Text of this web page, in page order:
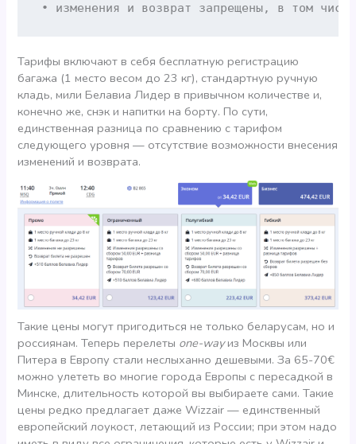
• изменения и возврат запрещены, в том
Тарифы включают в себя бесплатную регистрацию
багажа (1 место весом до 23 кг), стандартную ручную
кладь, мили Белавиа Лидер в привычном количестве и,
конечно же, снэк и напитки на борту. По сути,
единственная разница по сравнению с тарифом
следующего уровня — отсутствие возможности внесения
изменений и возврата.
Такие цены могут пригодиться не только беларусам, но и
россиянам. Теперь перелеты one-wayиз Москвы или
Питера в Европу стали неслыханно дешевыми. За 65-70€
можно улететь во многие города Европы с пересадкой в
Минске, длительность которой вы выбираете сами. Такие
цены редко предлагает даже Wizzair — единственный
европейский лоукост, летающий из России; при этом надо